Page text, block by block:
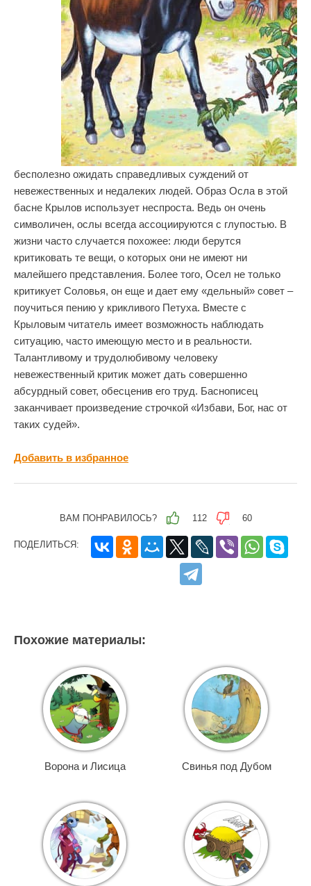
бесполезно ожидать справедливых суждений от
невежественных и недалеких людей. Образ Осла в этой
басне Крылов использует неспроста. Ведь он очень
символичен, ослы всегда ассоциируются с глупостью. В
жизни часто случается похожее: люди берутся
критиковать те вещи, о которых они не имеют ни
малейшего представления. Более того, Осел не только
критикует Соловья, он еще и дает ему «дельный» совет –
поучиться пению у крикливого Петуха. Вместе с
Крыловым читатель имеет возможность наблюдать
ситуацию, часто имеющую место и в реальности.
Талантливому и трудолюбивому человеку
невежественный критик может дать совершенно
абсурдный совет, обесценив его труд. Баснописец
заканчивает произведение строчкой «Избави, Бог, нас от
таких судей».
Добавить в избранное
ВАМ ПОНРАВИЛОСЬ? 112 60
ПОДЕЛИТЬСЯ:
Похожие материалы:
Ворона и Лисица Свинья под Дубом